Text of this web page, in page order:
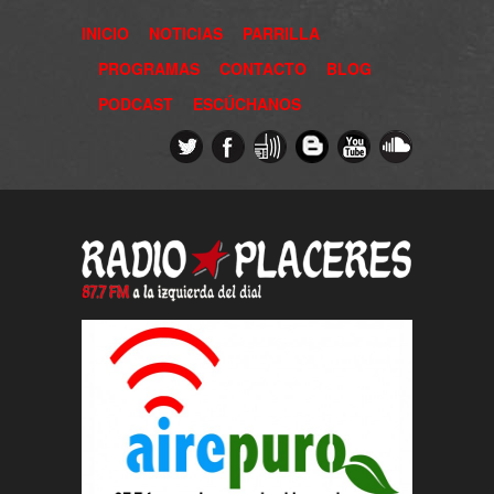
INICIO NOTICIAS
PARRILLA
PROGRAMAS
CONTACTO
BLOG
PODCAST
ESCÚCHANOS